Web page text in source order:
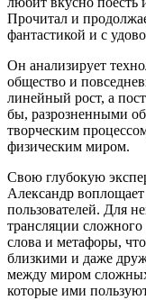
Прочитал и
фантастикой и с
Он анализирует
общество и
линейный рост, а
бы, разрозненными
творческим
физическим миром.
Свою глубокую
Александр
пользователей. Для
трансляции
слова и метафоры,
близкими и даже
между миром
которые ими